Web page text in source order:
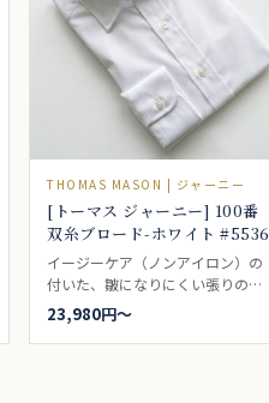
THOMAS MASON | ジャーニー
[トーマス ジャーニー] 100番
双糸ブロード-ホワイト #5536
イージーケア（ノンアイロン）の
付いた、皺になりにくい張りのあ
るパリッとした印象の白シャツ生
地、ビジネスシャツとしては最適
なポプリンブロードです。ブロー
23,980円〜